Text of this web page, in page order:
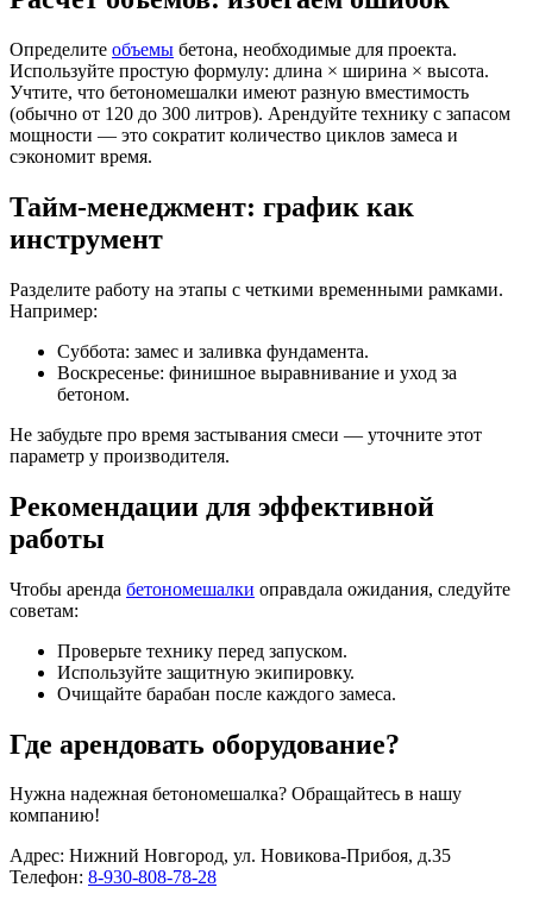
Определите объемы бетона, необходимые для проекта.
Используйте простую формулу: длина × ширина × высота.
Учтите, что бетономешалки имеют разную вместимость
(обычно от 120 до 300 литров). Арендуйте технику с запасом
мощности — это сократит количество циклов замеса и
сэкономит время.
Тайм-менеджмент: график как
инструмент
Разделите работу на этапы с четкими временными рамками.
Например:
Суббота: замес и заливка фундамента.
Воскресенье: финишное выравнивание и уход за
бетоном.
Не забудьте про время застывания смеси — уточните этот
параметр у производителя.
Рекомендации для эффективной
работы
Чтобы аренда бетономешалки оправдала ожидания, следуйте
советам:
Проверьте технику перед запуском.
Используйте защитную экипировку.
Очищайте барабан после каждого замеса.
Где арендовать оборудование?
Нужна надежная бетономешалка? Обращайтесь в нашу
компанию!
Адрес: Нижний Новгород, ул. Новикова-Прибоя, д.35
Телефон: 8-930-808-78-28